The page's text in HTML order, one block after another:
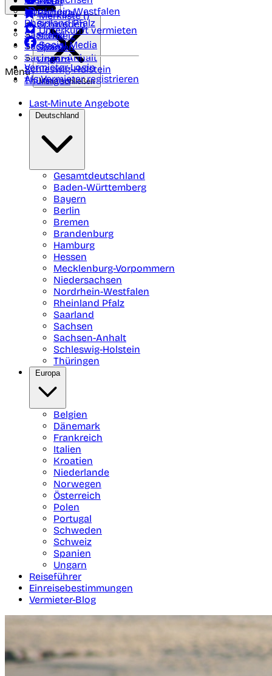
Nordrhein-Westfalen
Rheinland Pfalz
Saarland
Sachsen
Sachsen-Anhalt
Schleswig-Holstein
Thüringen
Portugal
Schweden
Schweiz
Spanien
Ungarn
Merkliste ()
Unterkunft vermieten
Social Media
Vermieter-Login
Als Vermieter registrieren
Menü
Menü schließen
Last-Minute Angebote
Deutschland
Gesamtdeutschland
Baden-Württemberg
Bayern
Berlin
Bremen
Brandenburg
Hamburg
Hessen
Mecklenburg-Vorpommern
Niedersachsen
Nordrhein-Westfalen
Rheinland Pfalz
Saarland
Sachsen
Sachsen-Anhalt
Schleswig-Holstein
Thüringen
Europa
Belgien
Dänemark
Frankreich
Italien
Kroatien
Niederlande
Norwegen
Österreich
Polen
Portugal
Schweden
Schweiz
Spanien
Ungarn
Reiseführer
Einreisebestimmungen
Vermieter-Blog